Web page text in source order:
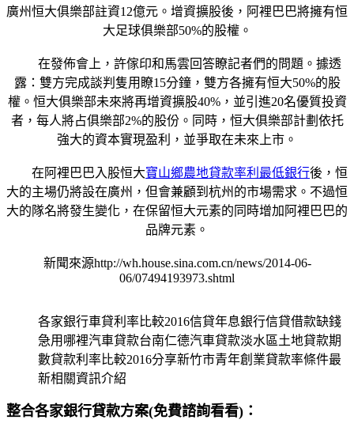
廣州恒大俱樂部註資12億元。增資擴股後，阿裡巴巴將擁有恒
大足球俱樂部50%的股權。
在發佈會上，許傢印和馬雲回答瞭記者們的問題。據透
露：雙方完成談判隻用瞭15分鐘，雙方各擁有恒大50%的股
權。恒大俱樂部未來將再增資擴股40%，並引進20名優質投資
者，每人將占俱樂部2%的股份。同時，恒大俱樂部計劃依托
強大的資本實現盈利，並爭取在未來上市。
在阿裡巴巴入股恒大寶山鄉農地貸款率利最低銀行後，恒
大的主場仍將設在廣州，但會兼顧到杭州的市場需求。不過恒
大的隊名將發生變化，在保留恒大元素的同時增加阿裡巴巴的
品牌元素。
新聞來源http://wh.house.sina.com.cn/news/2014-06-
06/07494193973.shtml
各家銀行車貸利率比較2016信貸年息銀行信貸借款缺錢
急用哪裡汽車貸款台南仁德汽車貸款淡水區土地貸款期
數貸款利率比較2016分享新竹市青年創業貸款率條件最
新相關資訊介紹
整合各家銀行貸款方案(免費諮詢看看)：